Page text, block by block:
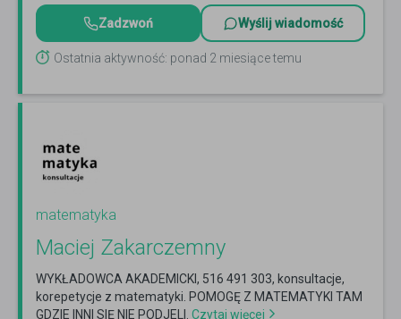
Zadzwoń Wyślij wiadomość
Ostatnia aktywność: ponad 2 miesiące temu
matematyka
Maciej Zakarczemny
WYKŁADOWCA AKADEMICKI, 516 491 303, konsultacje,
korepetycje z matematyki. POMOGĘ Z MATEMATYKI TAM
GDZIE INNI SIĘ NIE PODJELI.
Czytaj więcej